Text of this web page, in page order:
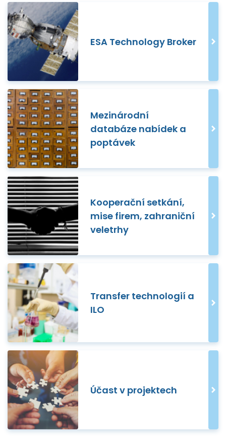
ESA Technology Broker
Mezinárodní
databáze nabídek a
poptávek
Kooperační setkání,
mise firem, zahraniční
veletrhy
Transfer technologií a
ILO
Účast v projektech